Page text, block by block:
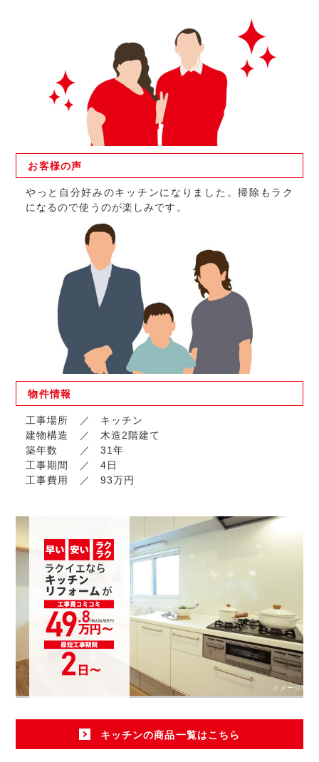
お客様の声
やっと自分好みのキッチンになりました。掃除もラク
になるので使うのが楽しみです。
物件情報
工事場所
キッチン
建物構造
木造2階建て
築年数
31年
工事期間
4日
工事費用
93万円
イメージ写真
キッチンの商品一覧はこちら